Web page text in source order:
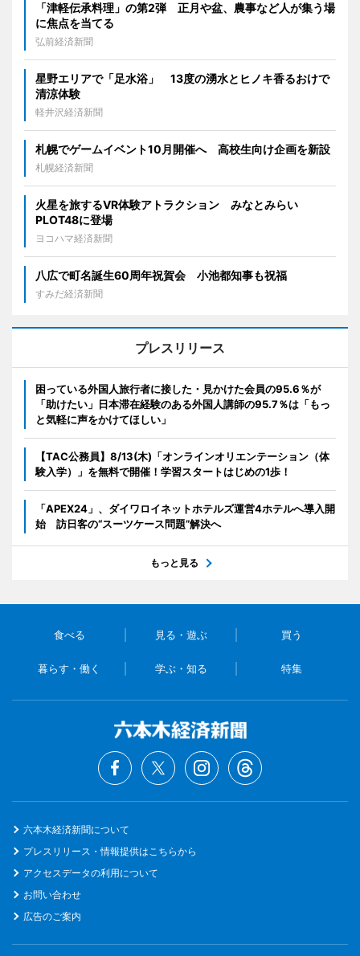
「津軽伝承料理」の第2弾 正月や盆、農事など人が集う場
に焦点を当てる
弘前経済新聞
星野エリアで「足水浴」 13度の湧水とヒノキ香るおけで
清涼体験
軽井沢経済新聞
札幌でゲームイベント10月開催へ 高校生向け企画を新設
札幌経済新聞
火星を旅するVR体験アトラクション みなとみらい
PLOT48に登場
ヨコハマ経済新聞
八広で町名誕生60周年祝賀会 小池都知事も祝福
すみだ経済新聞
プレスリリース
困っている外国人旅行者に接した・見かけた会員の95.6％が
「助けたい」日本滞在経験のある外国人講師の95.7％は「もっ
と気軽に声をかけてほしい」
【TAC公務員】8/13(木)「オンラインオリエンテーション（体
験入学）」を無料で開催！学習スタートはじめの1歩！
「APEX24」、ダイワロイネットホテルズ運営4ホテルへ導入開
始 訪日客の“スーツケース問題”解決へ
もっと見る
食べる 見る・遊ぶ 買う
暮らす・働く 学ぶ・知る 特集
六本木経済新聞について
プレスリリース・情報提供はこちらから
アクセスデータの利用について
お問い合わせ
広告のご案内